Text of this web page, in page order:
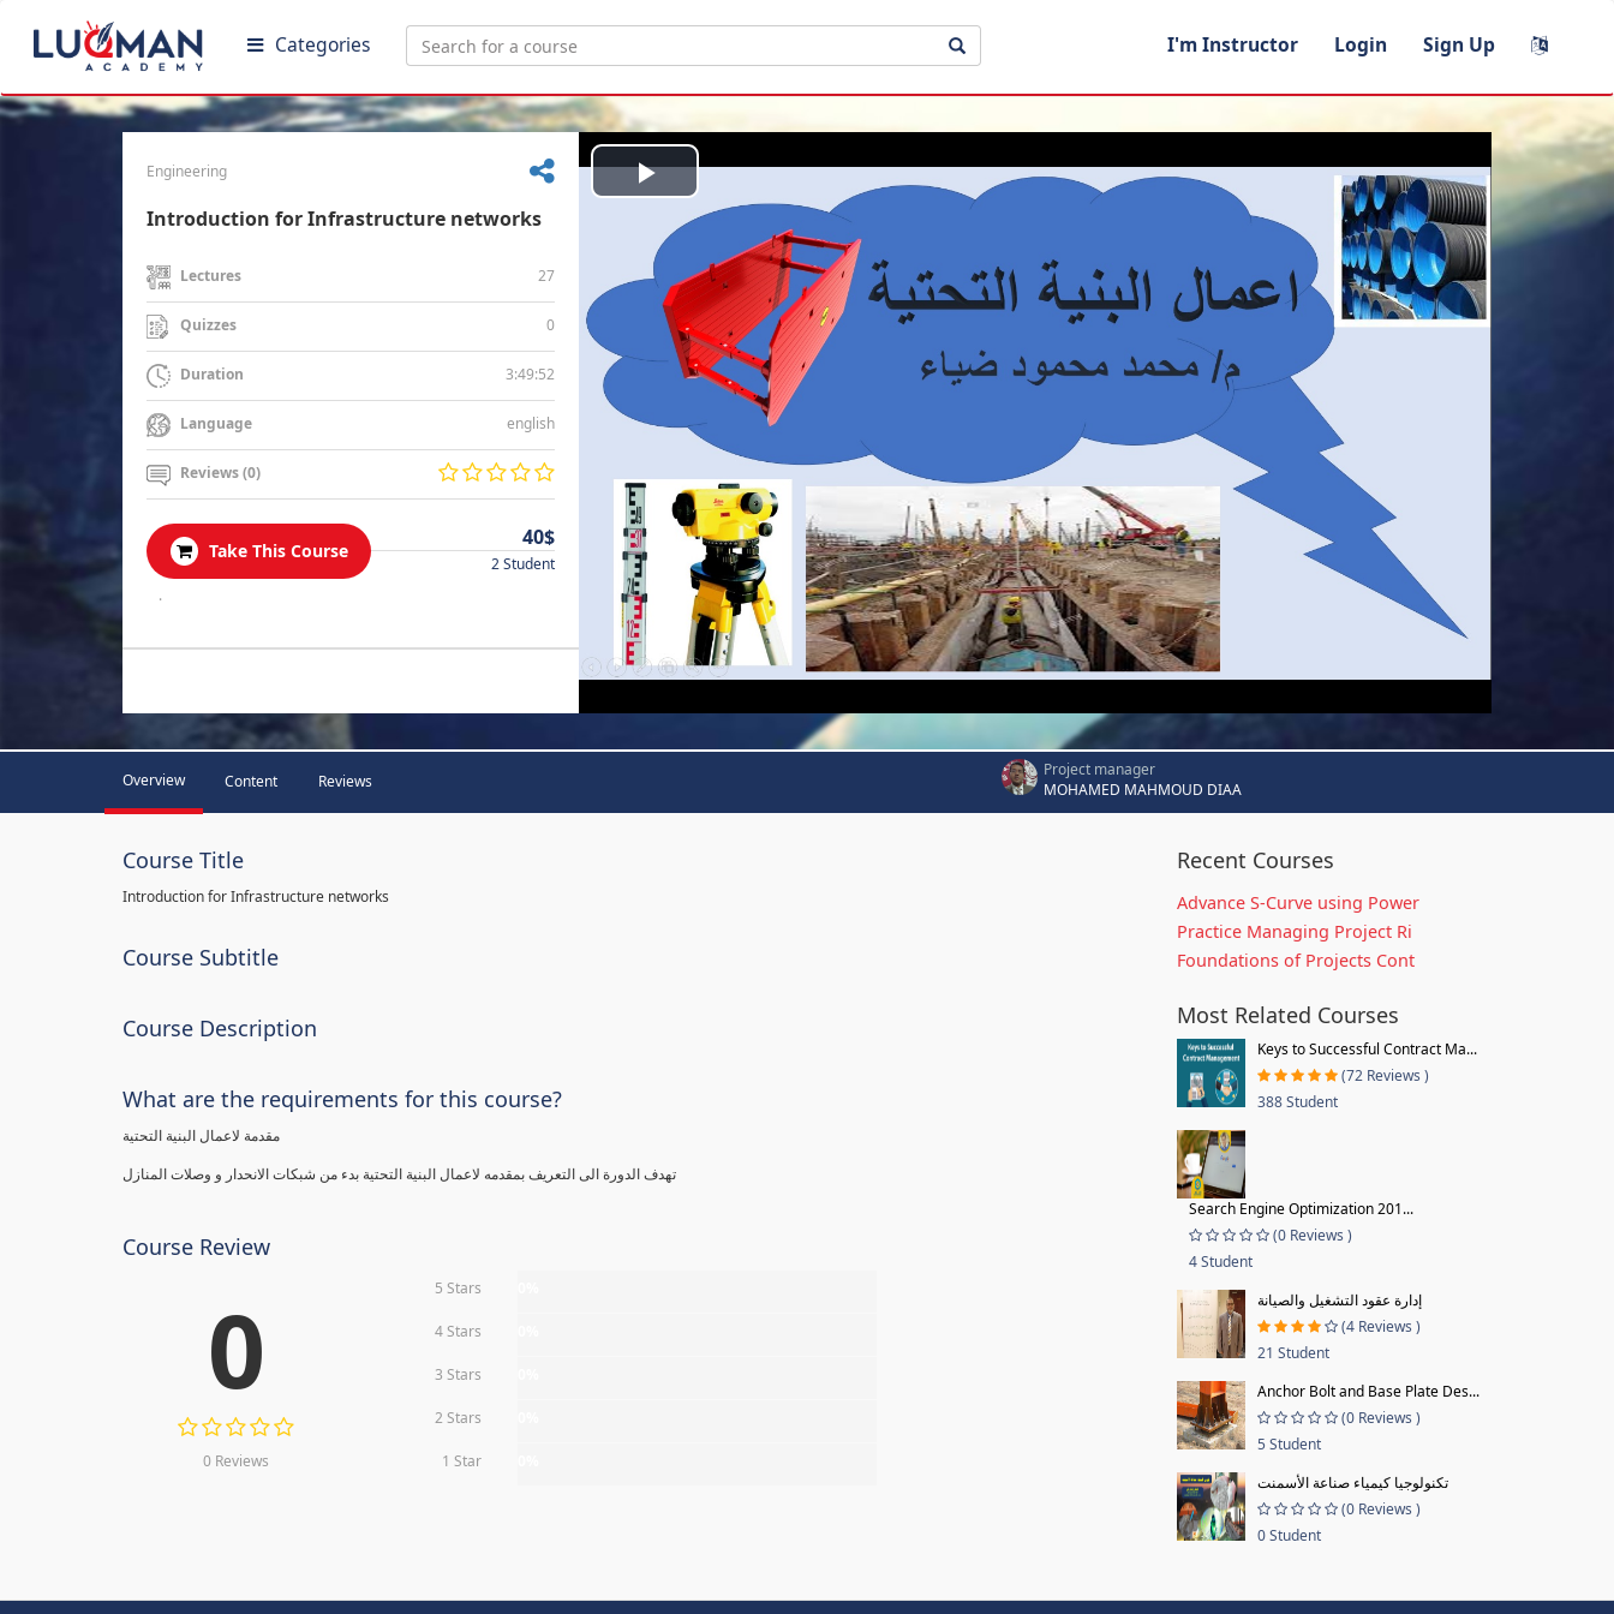
Categories I'm Instructor Login Sign Up
Engineering
Introduction for Infrastructure networks
Lectures 27
Quizzes 0
Duration 3:49:52
Language english
Reviews (0)
Take This Course
40$
2 Student
.
Play
Video
Overview Content Reviews
Project manager
MOHAMED MAHMOUD DIAA
Course Title
Introduction for Infrastructure networks
Course Subtitle
Course Description
What are the requirements for this course?
Course Review
0
0 Reviews
5 Stars
4 Stars
3 Stars
2 Stars
1 Star
Recent Courses
Advance S-Curve using Power
Practice Managing Project Ri
Foundations of Projects Cont
Most Related Courses
Keys to Successful Contract Ma...
(72 Reviews )
388 Student
Search Engine Optimization 201...
(0 Reviews )
4 Student
إدارة عقود التشغيل والصيانة
(4 Reviews )
21 Student
Anchor Bolt and Base Plate Des...
(0 Reviews )
5 Student
تكنولوجيا كيمياء صناعة الأسمنت
(0 Reviews )
0 Student